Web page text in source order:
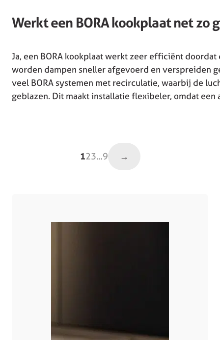
Werkt een BORA kookplaat net zo
Ja, een BORA kookplaat werkt zeer efficiënt
worden dampen sneller afgevoerd en verspreiden
veel BORA systemen met recirculatie, waarbij de
geblazen. Dit maakt installatie flexibeler, omdat
123…9 →